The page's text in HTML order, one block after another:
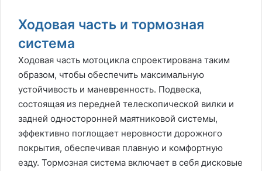
Ходовая часть и тормозная
система
Ходовая часть мотоцикла спроектирована таким
образом, чтобы обеспечить максимальную
устойчивость и маневренность. Подвеска,
состоящая из передней телескопической вилки и
задней односторонней маятниковой системы,
эффективно поглощает неровности дорожного
покрытия, обеспечивая плавную и комфортную
езду. Тормозная система включает в себя дисковые